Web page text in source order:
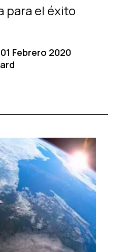
para el éxito
01 Febrero 2020